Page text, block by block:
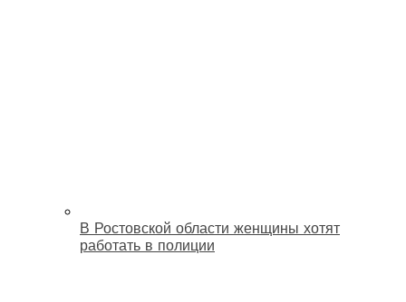
В Ростовской области женщины хотят
работать в полиции